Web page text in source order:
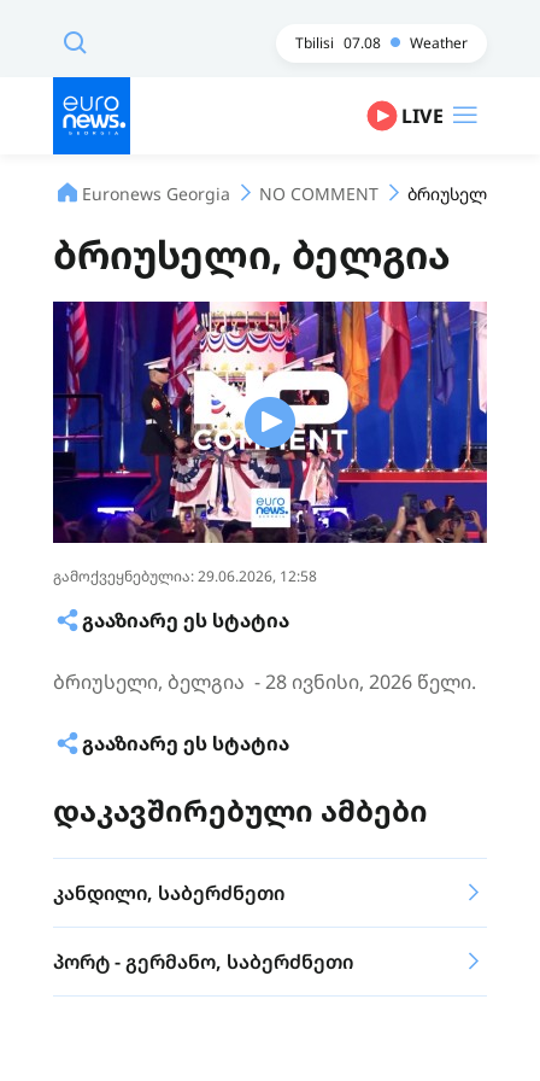
Tbilisi 07.08 Weather
LIVE
Euronews Georgia NO COMMENT ბრიუსელი,
ბრიუსელი, ბელგია
გამოქვეყნებულია: 29.06.2026, 12:58
ᲒᲐᲐᲖᲘᲐᲠᲔ ᲔᲡ ᲡᲢᲐᲢᲘᲐ
ბრიუსელი, ბელგია - 28 ივნისი, 2026 წელი.
ᲒᲐᲐᲖᲘᲐᲠᲔ ᲔᲡ ᲡᲢᲐᲢᲘᲐ
დაკავშირებული ამბები
კანდილი, საბერძნეთი
პორტ - გერმანო, საბერძნეთი